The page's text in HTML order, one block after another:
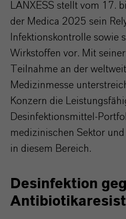
LANXESS stellt vom 17.
der Medica 2025 sein
Infektionskontrolle sowie
Wirkstoffen vor. Mit
Teilnahme an der
Medizinmesse
Konzern die
Desinfektionsmittel-
medizinischen Sektor
in diesem Bereich.
Desinfektion